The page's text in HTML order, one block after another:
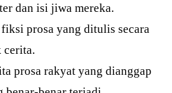
dan isi jiwa mereka.
prosa yang ditulis secara
cerita.
prosa rakyat yang dianggap